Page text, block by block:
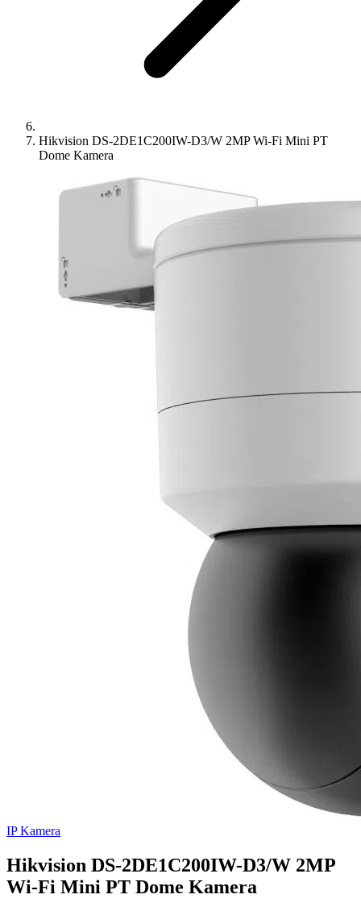
Hikvision DS-2DE1C200IW-D3/W 2MP Wi-Fi Mini PT
Dome Kamera
IP Kamera
Hikvision DS-2DE1C200IW-D3/W 2MP
Wi-Fi Mini PT Dome Kamera